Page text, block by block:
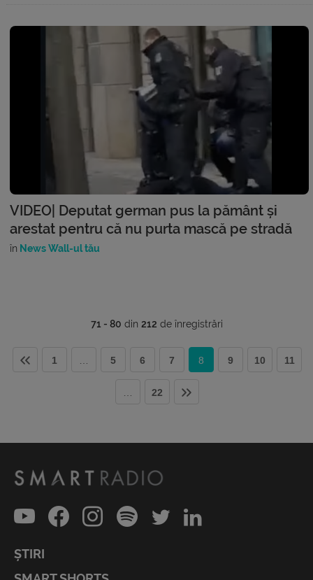
VIDEO| Deputat german pus la pământ și
arestat pentru că nu purta mască pe stradă
în News Wall-ul tău
71 - 80 din 212 de înregistrări
1 5 6 7 8 9 10 11
22
ȘTIRI